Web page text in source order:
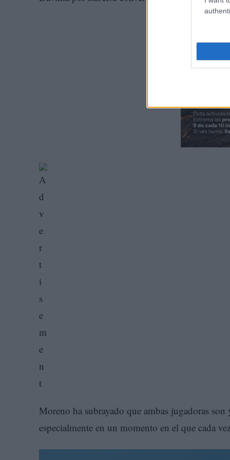
Moreno ha subrayado que ambas jugadoras
especialmente en un momento en el que cada